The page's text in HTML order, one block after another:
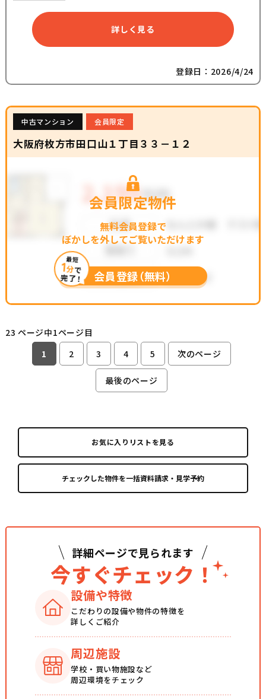
詳しく見る
登録日：2026/4/24
中古マンション 会員限定
大阪府枚方市田口山１丁目３３－１２
会員限定物件
無料会員登録で
ぼかしを外してご覧いただけます
最短
1分で
完了！ 会員登録（無料）
23 ページ中1ページ目
1
2 3 4 5 次のページ
最後のページ
お気に入りリストを見る
詳細ページで見られます
今すぐチェック！
設備や特徴
こだわりの設備や物件の特徴を
詳しくご紹介
周辺施設
学校・買い物施設など
周辺環境をチェック